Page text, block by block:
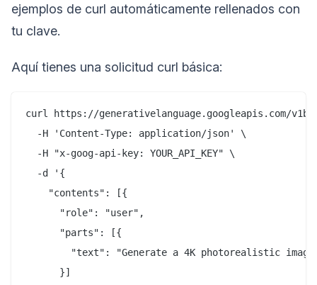
ejemplos de curl automáticamente rellenados con
tu clave.
Aquí tienes una solicitud curl básica:
curl https://generativelanguage.googleapis.com/
  -H 'Content-Type: application/json' \
  -H "x-goog-api-key: YOUR_API_KEY" \
  -d '{
    "contents": [{
      "role": "user",
      "parts": [{
"text": "Generate a 4K photorealistic
      }]